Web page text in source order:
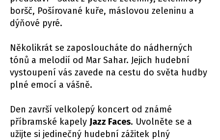
boršč, Pošírované kuře, máslovou zeleninu a
dýňové pyré.
Několikrát se zaposloucháte do nádherných
tónů a melodií od Mar Sahar. Jejich hudební
vystoupení vás zavede na cestu do světa hudby
plné emocí a vášně.
Den završí velkolepý koncert od známé
příbramské kapely Jazz Faces. Uvolněte se a
užijte si jedinečný hudební zážitek plný